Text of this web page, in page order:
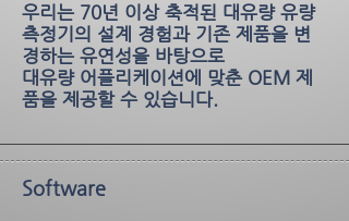
우리는 70년 이상 축적된 대유량 유량
측정기의 설계 경험과 기존 제품을 변
경하는 유연성을 바탕으로
대유량 어플리케이션에 맞춘 OEM 제
품을 제공할 수 있습니다.
Software